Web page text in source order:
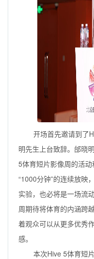
开场首先邀请到了
明先生上台致辞。邰晓
5体育短片影像周的活
“1000分钟”的连续放映
实验，也必将是一场流
周期待将体育的内涵跨
着观众可以从更多优秀
感。
本次Hive 5体育短